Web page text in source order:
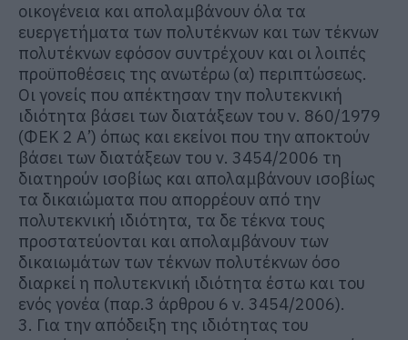
οικογένεια και απολαμβάνουν όλα τα
ευεργετήματα των πολυτέκνων και των τέκνων
πολυτέκνων εφόσον συντρέχουν και οι λοιπές
προϋποθέσεις της ανωτέρω (α) περιπτώσεως.
Οι γονείς που απέκτησαν την πολυτεκνική
ιδιότητα βάσει των διατάξεων του ν. 860/1979
(ΦΕΚ 2 Α’) όπως και εκείνοι που την αποκτούν
βάσει των διατάξεων του ν. 3454/2006 τη
διατηρούν ισοβίως και απολαμβάνουν ισοβίως
τα δικαιώματα που απορρέουν από την
πολυτεκνική ιδιότητα, τα δε τέκνα τους
προστατεύονται και απολαμβάνουν των
δικαιωμάτων των τέκνων πολυτέκνων όσο
διαρκεί η πολυτεκνική ιδιότητα έστω και του
ενός γονέα (παρ.3 άρθρου 6 ν. 3454/2006).
3. Για την απόδειξη της ιδιότητας του